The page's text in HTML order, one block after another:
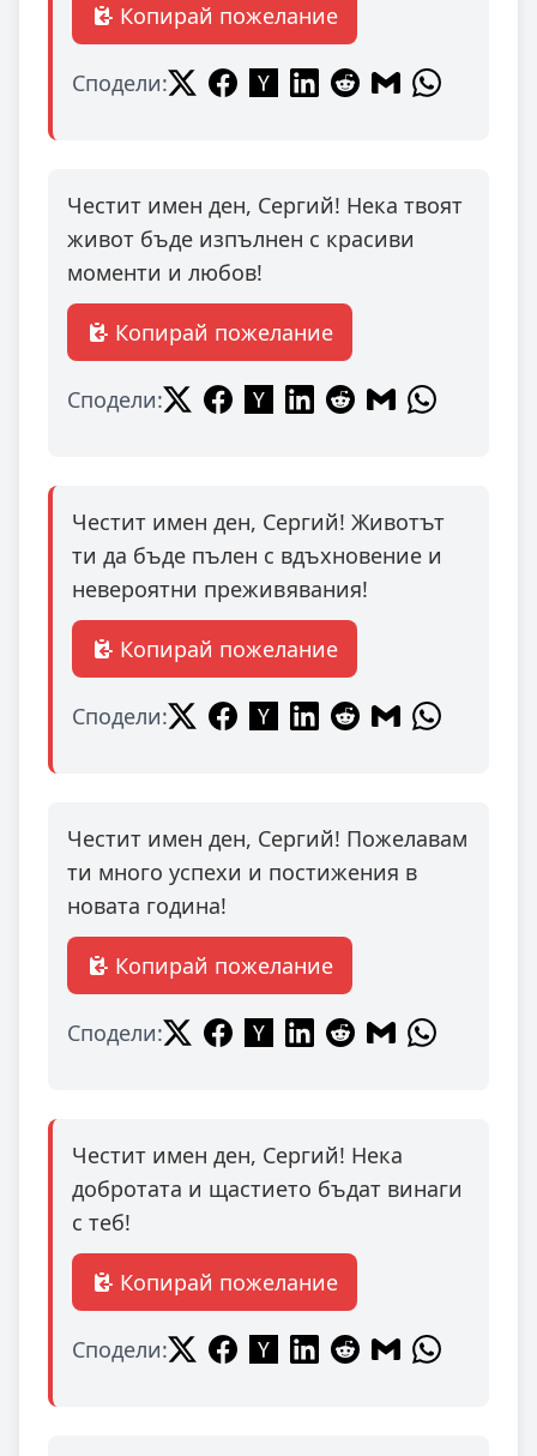
Копирай пожелание
Сподели:
Честит имен ден, Сергий! Нека твоят
живот бъде изпълнен с красиви
моменти и любов!
Копирай пожелание
Сподели:
Честит имен ден, Сергий! Животът
ти да бъде пълен с вдъхновение и
невероятни преживявания!
Копирай пожелание
Сподели:
Честит имен ден, Сергий! Пожелавам
ти много успехи и постижения в
новата година!
Копирай пожелание
Сподели:
Честит имен ден, Сергий! Нека
добротата и щастието бъдат винаги
с теб!
Копирай пожелание
Сподели: